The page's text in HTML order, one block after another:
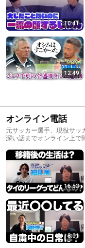
10:41
12:49
オンライン電話
元サッカー選手、現役サッ
深い話までオンライン上で
16:53
8:01